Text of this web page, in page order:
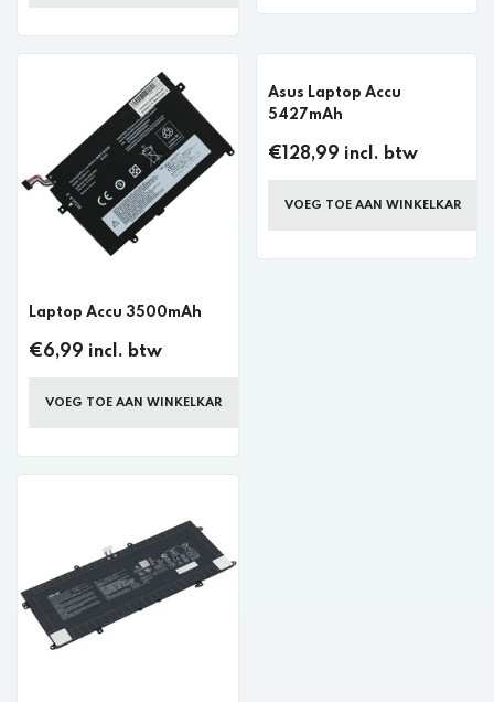
Laptop Accu 3500mAh
€6,99 incl. btw
VOEG TOE AAN WINKELKAR
Asus Laptop Accu
5427mAh
€128,99 incl. btw
VOEG TOE AAN WINKELKAR